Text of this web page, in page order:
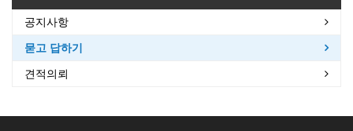
공지사항
묻고 답하기
견적의뢰